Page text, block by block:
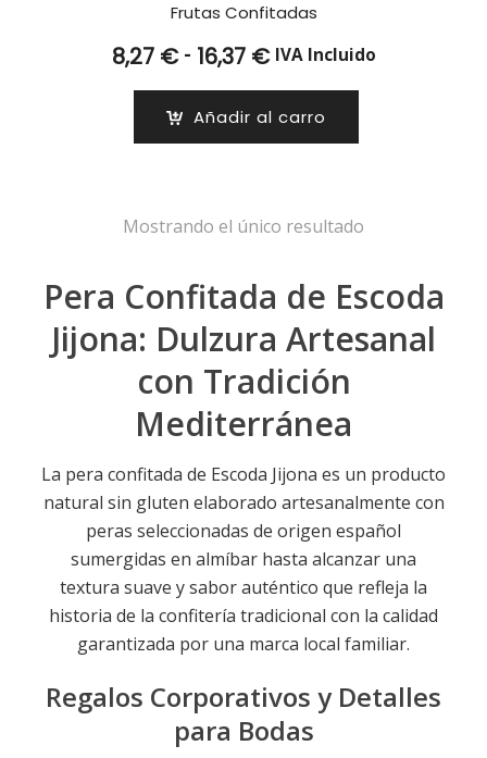
Pera Confitada de Escoda
Jijona: Dulzura Artesanal
con Tradición
Mediterránea
La pera confitada de Escoda Jijona es un producto
natural sin gluten elaborado artesanalmente con
peras seleccionadas de origen español
sumergidas en almíbar hasta alcanzar una
textura suave y sabor auténtico que refleja la
historia de la confitería tradicional con la calidad
garantizada por una marca local familiar.
Regalos Corporativos y Detalles
para Bodas
Frutas Confitadas
8,27 € - 16,37 €Rango
precios:
desde
IVA Incluido
Añadir al carro
Mostrando el único resultado